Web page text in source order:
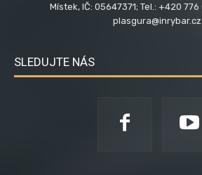
Místek, IČ: 05647371; Tel.: +420
plasgura@inrybar.cz
SLEDUJTE NÁS